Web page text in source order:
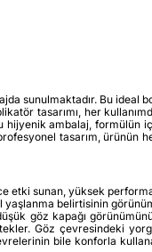
sunulmaktadır. Bu ideal
tasarımı, her
hijyenik ambalaj, formülün
tasarım, ürünün
sunan, yüksek
belirtisinin
göz kapağı
Göz çevresindeki
bile konforla